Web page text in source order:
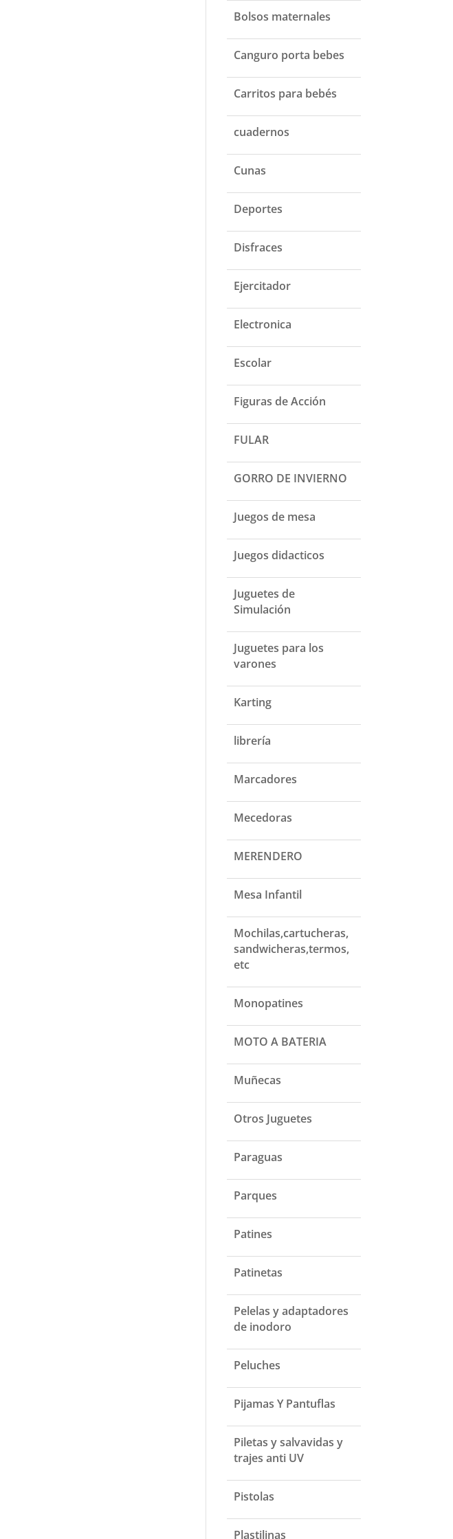
Bolsos maternales
Canguro porta bebes
Carritos para bebés
cuadernos
Cunas
Deportes
Disfraces
Ejercitador
Electronica
Escolar
Figuras de Acción
FULAR
GORRO DE INVIERNO
Juegos de mesa
Juegos didacticos
Juguetes de
Simulación
Juguetes para los
varones
Karting
librería
Marcadores
Mecedoras
MERENDERO
Mesa Infantil
Mochilas,cartucheras,
sandwicheras,termos,
etc
Monopatines
MOTO A BATERIA
Muñecas
Otros Juguetes
Paraguas
Parques
Patines
Patinetas
Pelelas y adaptadores
de inodoro
Peluches
Pijamas Y Pantuflas
Piletas y salvavidas y
trajes anti UV
Pistolas
Plastilinas